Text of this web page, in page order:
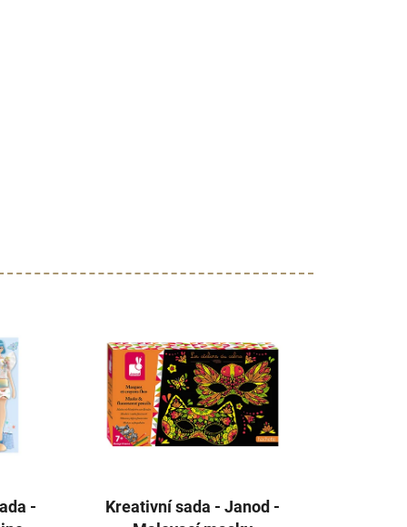
-
Kreativní sada - Janod -